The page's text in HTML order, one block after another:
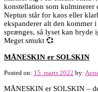
konstellation som kulminerer
Neptun står for kaos eller
ekspanderer alt den kommer
sprænges, så lyset kan bryde
Meget smukt 💞
MÅNESKIN er SOLSKIN
Posted on: 15. marts 2022 by:
MÅNESKIN er SOLSKIN –